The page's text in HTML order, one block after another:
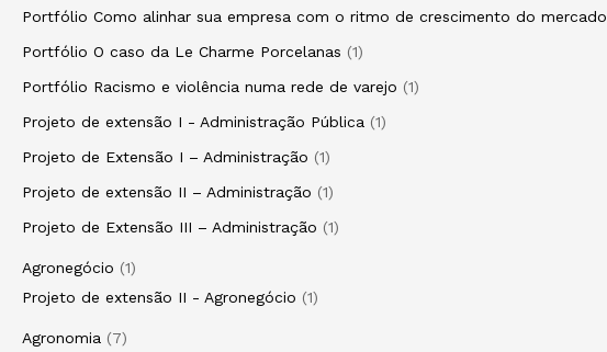
Portfólio Como alinhar sua empresa com o ritmo de crescimento do mercado
Portfólio O caso da Le Charme Porcelanas
1
Portfólio Racismo e violência numa rede de varejo
1
Projeto de extensão I - Administração Pública
1
Projeto de Extensão I – Administração
1
Projeto de extensão II – Administração
1
Projeto de Extensão III – Administração
1
Agronegócio
1
Projeto de extensão II - Agronegócio
1
Agronomia
7